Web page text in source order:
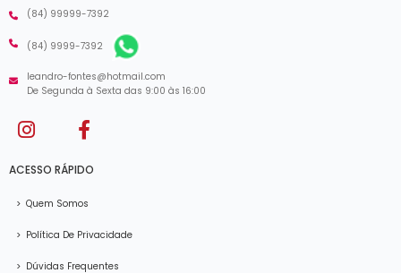
(84) 99999-7392
(84) 9999-7392
leandro-fontes@hotmail.com
De Segunda à Sexta das 9:00 às 16:00
ACESSO RÁPIDO
> Quem Somos
> Política De Privacidade
> Dúvidas Frequentes